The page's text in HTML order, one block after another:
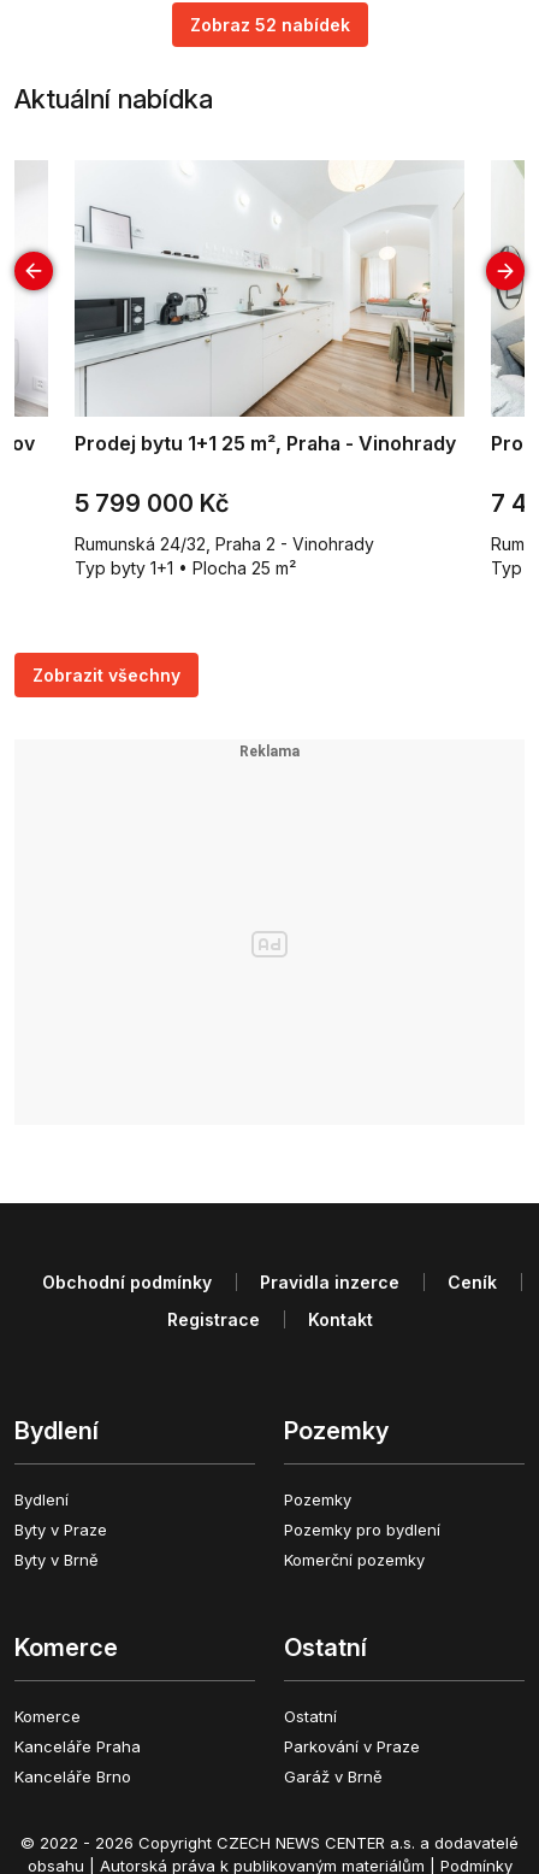
Zobraz 52 nabídek
Aktuální nabídka
Prodej bytu 1+1 25 m², Praha - Vinohrady
5 799 000 Kč
Rumunská 24/32, Praha 2 - Vinohrady
Typ byty 1+1 • Plocha 25 m²
7
Typ
Zobrazit všechny
Bydlení
Bydlení
Byty v Praze
Byty v Brně
Pozemky
Pozemky
Pozemky pro bydlení
Komerční pozemky
Komerce
Komerce
Kanceláře Praha
Kanceláře Brno
Ostatní
Ostatní
Parkování v Praze
Garáž v Brně
Obchodní podmínky Pravidla inzerce
Ceník
Registrace
Kontakt
© 2022 - 2026 Copyright CZECH NEWS CENTER a.s. a dodavatelé
obsahu | Autorská práva k publikovaným materiálům Podmínky